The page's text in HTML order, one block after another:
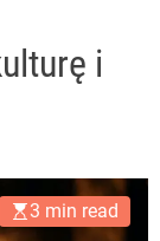
i
3 min read